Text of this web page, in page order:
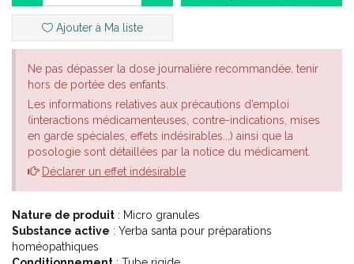
Ajouter à Ma liste
Ne pas dépasser la dose journalière recommandée, tenir
hors de portée des enfants.
Les informations relatives aux précautions d’emploi
(interactions médicamenteuses, contre-indications, mises
en garde spéciales, effets indésirables...) ainsi que la
posologie sont détaillées par la notice du médicament.
Déclarer un effet indésirable
Nature de produit : Micro granules
Substance active : Yerba santa pour préparations
homéopathiques